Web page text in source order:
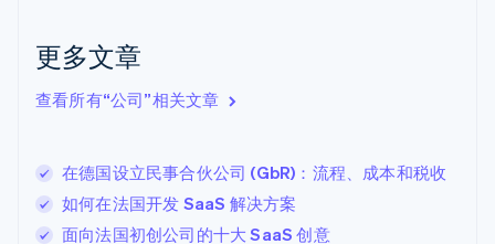
更多文章
查看所有“公司”相关文章
在德国设立民事合伙公司 (GbR)：流程、成本和税收
如何在法国开发 SaaS 解决方案
面向法国初创公司的十大 SaaS 创意
English
English
卢森堡
罗马尼亚
English